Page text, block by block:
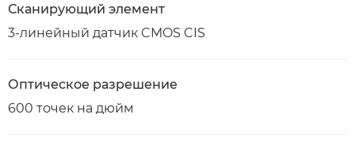
Сканирующий элемент
3-линейный датчик CMOS CIS
Оптическое разрешение
600 точек на дюйм